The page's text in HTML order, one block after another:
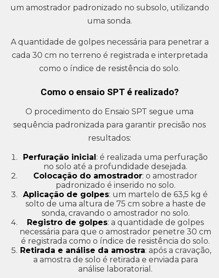
um amostrador padronizado no subsolo, utilizando
uma sonda.
A quantidade de golpes necessária para penetrar a
cada 30 cm no terreno é registrada e interpretada
como o índice de resistência do solo.
Como o ensaio SPT é realizado?
O procedimento do Ensaio SPT segue uma
sequência padronizada para garantir precisão nos
resultados:
Perfuração inicial: é realizada uma perfuração
no solo até a profundidade desejada.
Colocação do amostrador: o amostrador
padronizado é inserido no solo.
Aplicação de golpes: um martelo de 63,5 kg é
solto de uma altura de 75 cm sobre a haste de
sonda, cravando o amostrador no solo.
Registro de golpes: a quantidade de golpes
necessária para que o amostrador penetre 30 cm
é registrada como o índice de resistência do solo.
Retirada e análise da amostra: após a cravação,
a amostra de solo é retirada e enviada para
análise laboratorial.